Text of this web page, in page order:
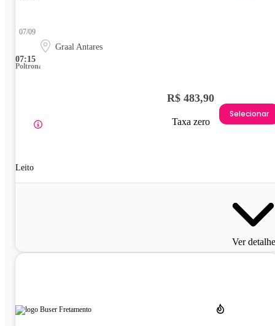
07:15
07/09
Graal Antares
Poltrona
Leito
R$ 483,90
Taxa zero
Selecionar
Ver